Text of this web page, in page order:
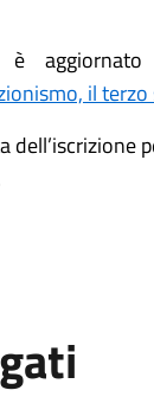
è
il
dell’iscrizione